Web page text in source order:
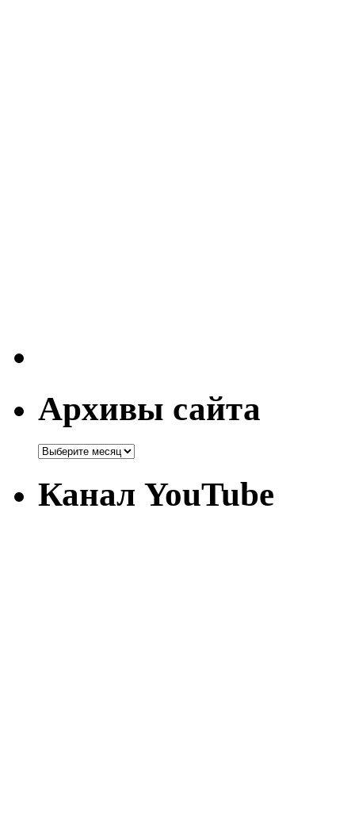
Архивы сайта
Канал YouTube